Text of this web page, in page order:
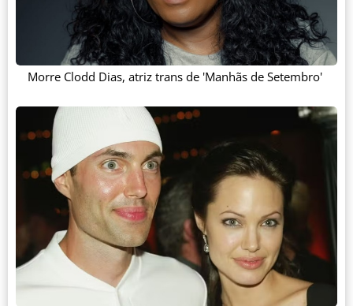
Morre Clodd Dias, atriz trans de 'Manhãs de Setembro'